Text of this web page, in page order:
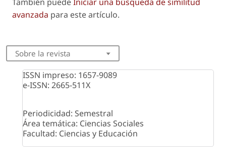
avanzada para este artículo.
Sobre la revista
ISSN impreso: 1657-9089
e-ISSN: 2665-511X
Periodicidad: Semestral
Área temática: Ciencias Sociales
Facultad: Ciencias y Educación